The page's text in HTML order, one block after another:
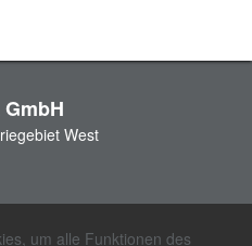
West
um alle Funktionen des